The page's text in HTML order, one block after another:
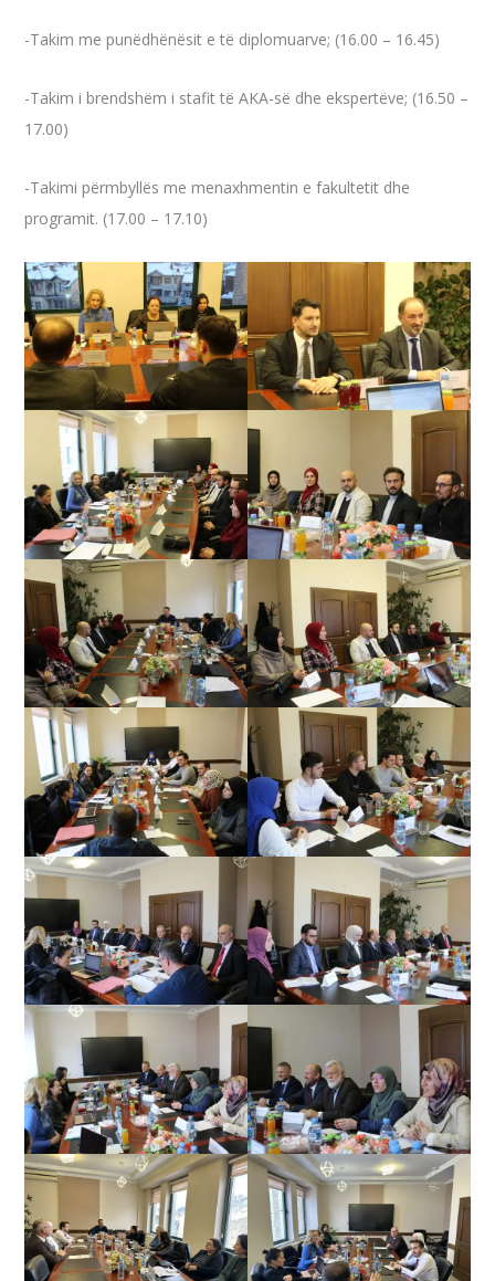
-Takim me punëdhënësit e të diplomuarve; (16.00 – 16.45)
-Takim i brendshëm i stafit të AKA-së dhe ekspertëve; (16.50 –
17.00)
-Takimi përmbyllës me menaxhmentin e fakultetit dhe
programit. (17.00 – 17.10)